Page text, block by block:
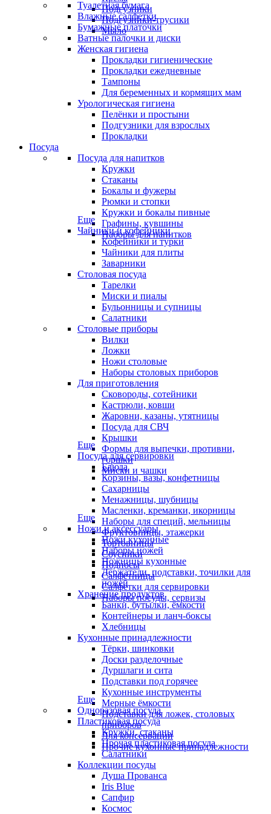
Подгузники
Подгузники-трусики
Мыло
Туалетная бумага
Влажные салфетки
Бумажные платочки
Ватные палочки и диски
Женская гигиена
Прокладки гигиенические
Прокладки ежедневные
Тампоны
Для беременных и кормящих мам
Урологическая гигиена
Пелёнки и простыни
Подгузники для взрослых
Прокладки
Посуда
Посуда для напитков
Кружки
Стаканы
Бокалы и фужеры
Рюмки и стопки
Кружки и бокалы пивные
Графины, кувшины
Наборы для напитков
Еще
Чайники и кофейники
Кофейники и турки
Чайники для плиты
Заварники
Столовая посуда
Тарелки
Миски и пиалы
Бульонницы и супницы
Салатники
Столовые приборы
Вилки
Ложки
Ножи столовые
Наборы столовых приборов
Для приготовления
Сковороды, сотейники
Кастрюли, ковши
Жаровни, казаны, утятницы
Посуда для СВЧ
Крышки
Формы для выпечки, противни,
горшки
Миски и чашки
Еще
Посуда для сервировки
Блюда
Корзины, вазы, конфетницы
Сахарницы
Менажницы, шубницы
Масленки, креманки, икорницы
Наборы для специй, мельницы
Фруктовницы, этажерки
Тортовницы
Соусники
Подносы
Салфетницы
Салфетки для сервировки
Наборы посуды, сервизы
Еще
Ножи и аксессуары
Ножи кухонные
Наборы ножей
Ножницы кухонные
Держатели, подставки, точилки для
ножей
Хранение продуктов
Банки, бутылки, ёмкости
Контейнеры и ланч-боксы
Хлебницы
Кухонные принадлежности
Тёрки, шинковки
Доски разделочные
Дуршлаги и сита
Подставки под горячее
Кухонные инструменты
Мерные ёмкости
Подставки для ложек, столовых
приборов
Для консервации
Прочие кухонные принадлежности
Еще
Одноразовая посуда
Пластиковая посуда
Кружки, стаканы
Прочая пластиковая посуда
Салатники
Коллекции посуды
Душа Прованса
Iris Blue
Сапфир
Космос